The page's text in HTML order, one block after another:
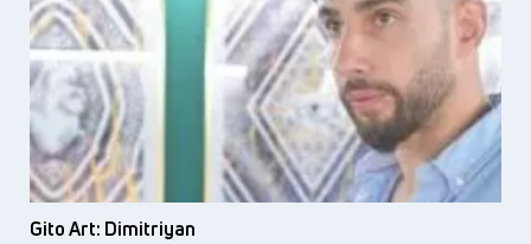
Gito Art: Dimitriyan